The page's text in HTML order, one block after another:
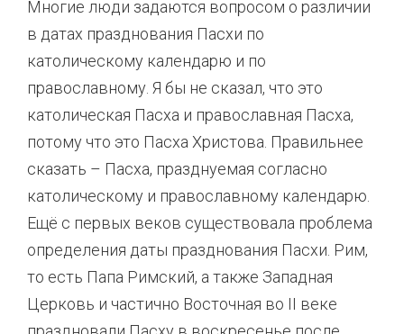
Многие люди задаются вопросом о различии
в датах празднования Пасхи по
католическому календарю и по
православному. Я бы не сказал, что это
католическая Пасха и православная Пасха,
потому что это Пасха Христова. Правильнее
сказать – Пасха, празднуемая согласно
католическому и православному календарю.
Ещё с первых веков существовала проблема
определения даты празднования Пасхи. Рим,
то есть Папа Римский, а также Западная
Церковь и частично Восточная во II веке